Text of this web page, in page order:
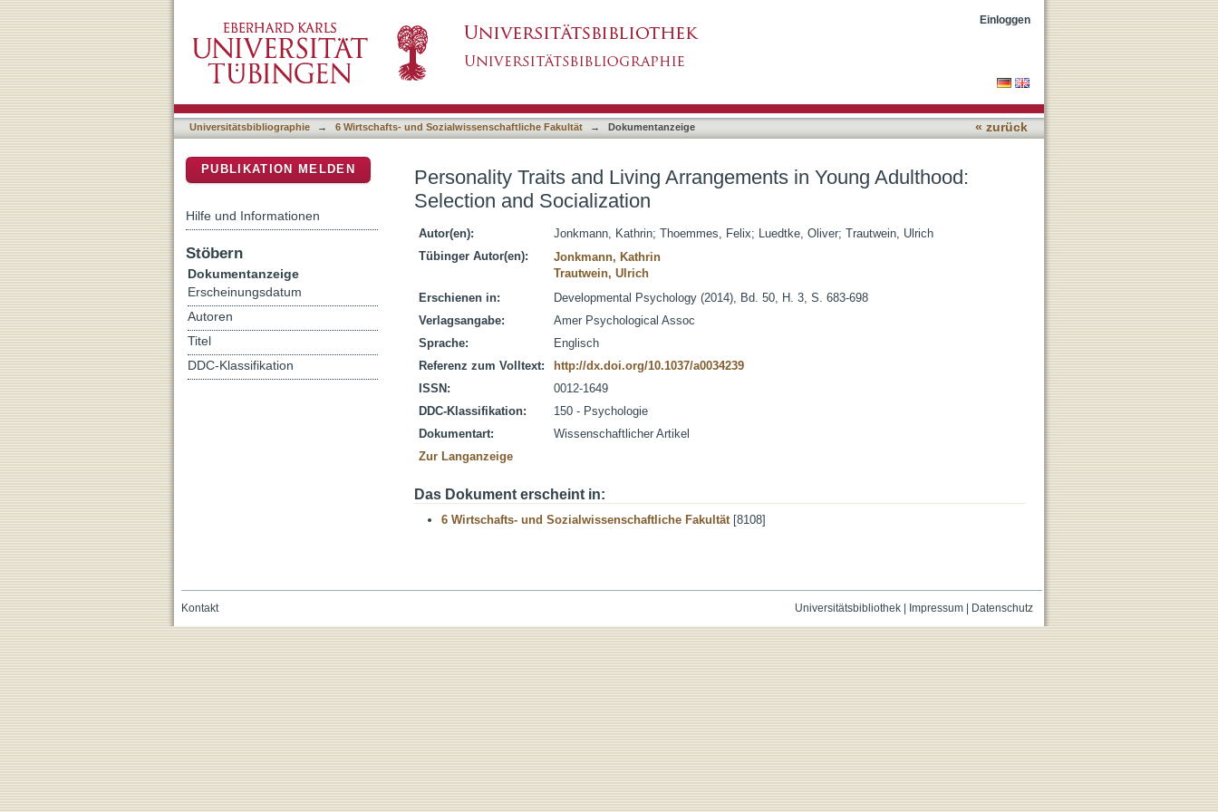
Einloggen
Universitätsbibliographie → 6 Wirtschafts- und Sozialwissenschaftliche Fakultät → Dokumentanzeige « zurück
Personality Traits and Living Arrangements in Young Adulthood:
Selection and Socialization
Autor(en): Jonkmann, Kathrin; Thoemmes, Felix; Luedtke, Oliver; Trautwein, Ulrich
Tübinger Autor(en):
Jonkmann, Kathrin
Trautwein, Ulrich
Erschienen in:
Developmental Psychology (2014), Bd. 50, H. 3, S. 683-698
Verlagsangabe:
Amer Psychological Assoc
Sprache:
Englisch
Referenz zum Volltext:
http://dx.doi.org/10.1037/a0034239
ISSN:
0012-1649
DDC-Klassifikation:
150 - Psychologie
Dokumentart:
Wissenschaftlicher Artikel
Zur Langanzeige
Das Dokument erscheint in:
6 Wirtschafts- und Sozialwissenschaftliche Fakultät[8108]
PUBLIKATION MELDEN
Hilfe und Informationen
Stöbern
Dokumentanzeige
Erscheinungsdatum
Autoren
Titel
DDC-Klassifikation
Universitätsbibliothek| Impressum| Datenschutz
Kontakt